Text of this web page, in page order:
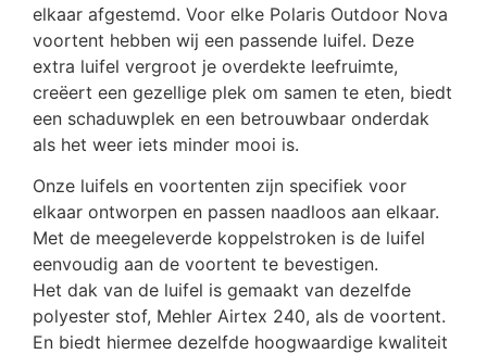
elkaar afgestemd. Voor elke Polaris Outdoor Nova
voortent hebben wij een passende luifel. Deze
extra luifel vergroot je overdekte leefruimte,
creëert een gezellige plek om samen te eten, biedt
een schaduwplek en een betrouwbaar onderdak
als het weer iets minder mooi is.
Onze luifels en voortenten zijn specifiek voor
elkaar ontworpen en passen naadloos aan elkaar.
Met de meegeleverde koppelstroken is de luifel
eenvoudig aan de voortent te bevestigen.
Het dak van de luifel is gemaakt van dezelfde
polyester stof, Mehler Airtex 240, als de voortent.
En biedt hiermee dezelfde hoogwaardige kwaliteit